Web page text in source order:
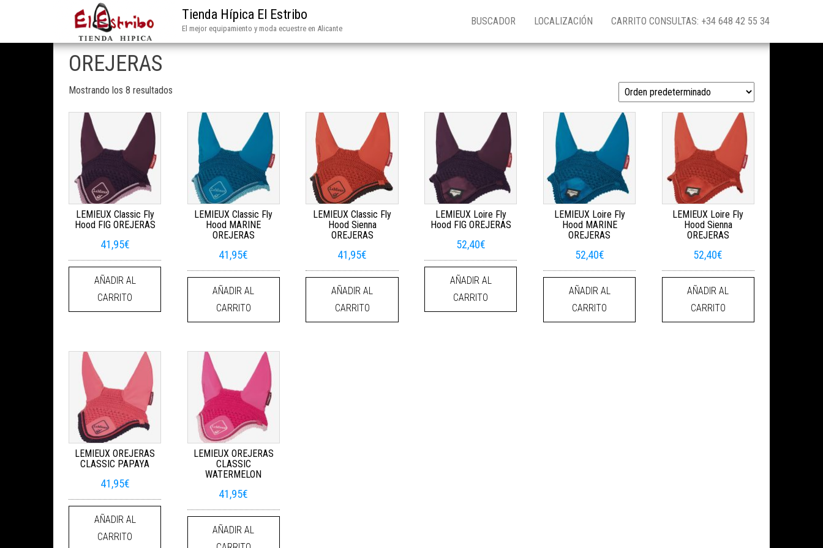
Tienda Hípica El Estribo
El mejor equipamiento y moda ecuestre en Alicante
BUSCADOR LOCALIZACIÓN CARRITO CONSULTAS: +34 648 42 55 34
OREJERAS
Mostrando los 8 resultados
LEMIEUX Classic Fly
Hood FIG OREJERAS
41,95€
AÑADIR AL
CARRITO
LEMIEUX Classic Fly
Hood MARINE
OREJERAS
41,95€
AÑADIR AL
CARRITO
LEMIEUX Classic Fly
Hood Sienna
OREJERAS
41,95€
AÑADIR AL
CARRITO
LEMIEUX Loire Fly
Hood FIG OREJERAS
52,40€
AÑADIR AL
CARRITO
LEMIEUX Loire Fly
Hood MARINE
OREJERAS
52,40€
AÑADIR AL
CARRITO
LEMIEUX Loire Fly
Hood Sienna
OREJERAS
52,40€
AÑADIR AL
CARRITO
LEMIEUX OREJERAS
CLASSIC PAPAYA
41,95€
AÑADIR AL
CARRITO
LEMIEUX OREJERAS
CLASSIC
WATERMELON
41,95€
AÑADIR AL